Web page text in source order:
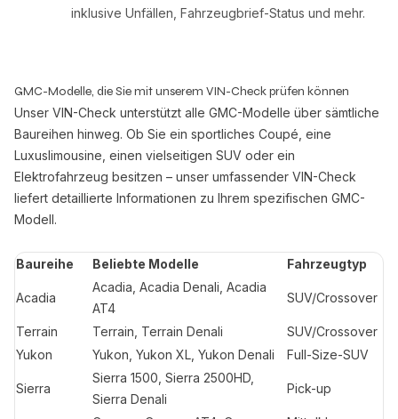
inklusive Unfällen, Fahrzeugbrief-Status und mehr.
GMC-Modelle, die Sie mit unserem VIN-Check prüfen können
Unser VIN-Check unterstützt alle GMC-Modelle über sämtliche
Baureihen hinweg. Ob Sie ein sportliches Coupé, eine
Luxuslimousine, einen vielseitigen SUV oder ein
Elektrofahrzeug besitzen – unser umfassender VIN-Check
liefert detaillierte Informationen zu Ihrem spezifischen GMC-
Modell.
Baureihe Beliebte Modelle Fahrzeugtyp
Acadia
Acadia, Acadia Denali, Acadia
AT4
SUV/Crossover
Terrain Terrain, Terrain Denali
SUV/Crossover
Yukon
Yukon, Yukon XL, Yukon Denali Full-Size-SUV
Sierra
Sierra 1500, Sierra 2500HD,
Sierra Denali
Pick-up